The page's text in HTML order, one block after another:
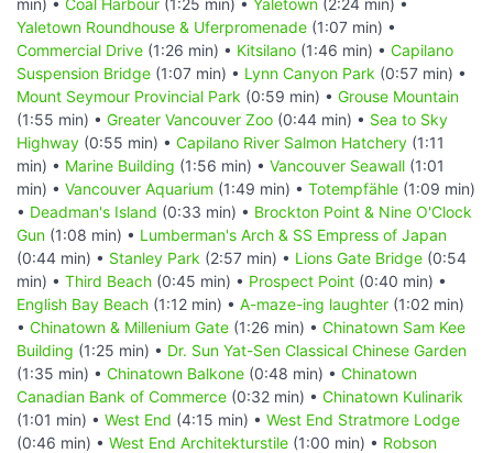
Yaletown Roundhouse & Uferpromenade (1:07 min) •
Commercial Drive (1:26 min) • Kitsilano (1:46 min) • Capilano
Suspension Bridge (1:07 min) • Lynn Canyon Park (0:57 min) •
Mount Seymour Provincial Park (0:59 min) • Grouse Mountain
(1:55 min) • Greater Vancouver Zoo (0:44 min) • Sea to Sky
Highway (0:55 min) • Capilano River Salmon Hatchery (1:11
min) • Marine Building (1:56 min) • Vancouver Seawall (1:01
min) • Vancouver Aquarium (1:49 min) • Totempfähle (1:09 min)
• Deadman's Island (0:33 min) • Brockton Point & Nine O'Clock
Gun (1:08 min) • Lumberman's Arch & SS Empress of Japan
(0:44 min) • Stanley Park (2:57 min) • Lions Gate Bridge (0:54
min) • Third Beach (0:45 min) • Prospect Point (0:40 min) •
English Bay Beach (1:12 min) • A-maze-ing laughter (1:02 min)
• Chinatown & Millenium Gate (1:26 min) • Chinatown Sam Kee
Building (1:25 min) • Dr. Sun Yat-Sen Classical Chinese Garden
(1:35 min) • Chinatown Balkone (0:48 min) • Chinatown
Canadian Bank of Commerce (0:32 min) • Chinatown Kulinarik
(1:01 min) • West End (4:15 min) • West End Stratmore Lodge
(0:46 min) • West End Architekturstile (1:00 min) • Robson